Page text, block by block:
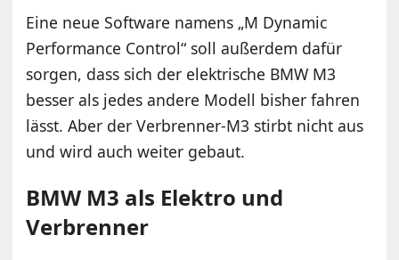
Eine neue Software namens „M Dynamic
Performance Control“ soll außerdem dafür
sorgen, dass sich der elektrische BMW M3
besser als jedes andere Modell bisher fahren
lässt. Aber der Verbrenner-M3 stirbt nicht aus
und wird auch weiter gebaut.
BMW M3 als Elektro und
Verbrenner